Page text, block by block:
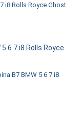
6 7 i8 Rolls Royce
B7 BMW 5 6 7 i8